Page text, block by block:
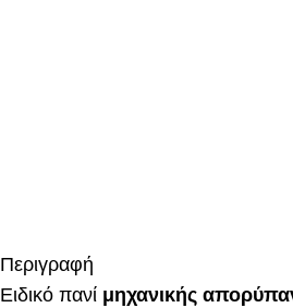
Περιγραφή
Ειδικό πανί μηχανικής